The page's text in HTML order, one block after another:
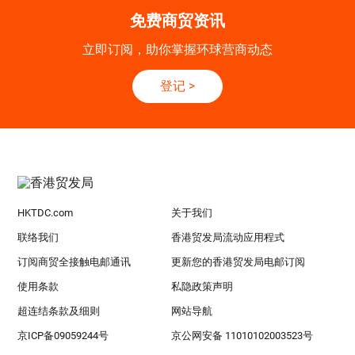
免费商贸资讯
立即订阅，助你掌握环球营商动态
登记 >
HKTDC.com 关于我们
联络我们 香港贸发局流动应用程式
订阅商贸全接触电邮通讯 更新您的香港贸发局电邮订阅
使用条款 私隐政策声明
超连结条款及细则 网站导航
京ICP备09059244号 京公网安备 11010102003523号